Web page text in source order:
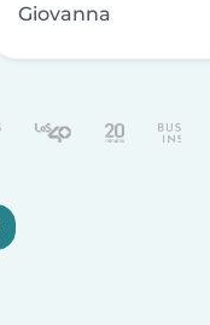
Giovanna